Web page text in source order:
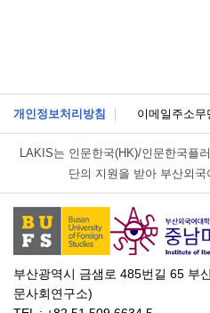
개인정보처리방침 이메일주소무
LAKIS는 인문한국(HK)/인문한국플
단의 지원을 받아 부산외
부산광역시 금샘로 485번길 65 부
문사회연구소)